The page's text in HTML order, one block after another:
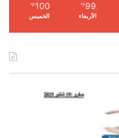
99
℉
الأربعاء
100
℉
الخميس